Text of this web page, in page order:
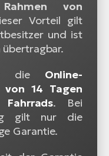
von
Vorteil gilt
und ist
die Online-
von 14 Tagen
. Bei
gilt nur die
Garantie.